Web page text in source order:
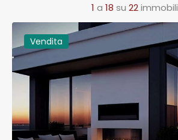
1 a 18 su 22immobili
Vendita